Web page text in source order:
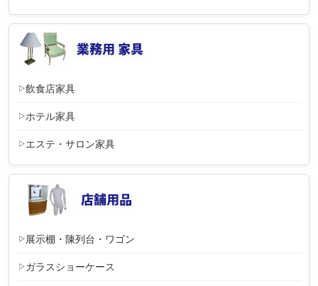
飲食店家具
ホテル家具
エステ・サロン家具
展示棚・陳列台・ワゴン
ガラスショーケース